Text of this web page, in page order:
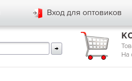
Вход для оптовиков
На